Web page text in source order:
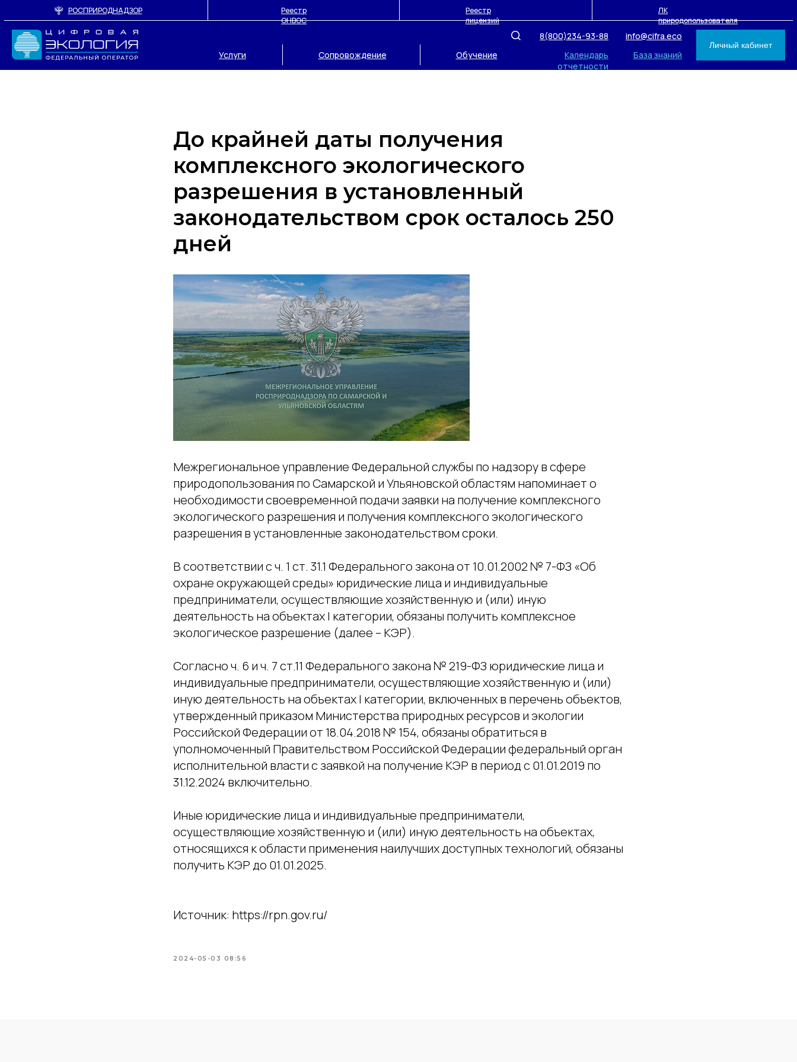
РОСПРИРОДНАДЗОР
Реестр
ОНВОС
Реестр
лицензий
ЛК
природопользователя
info@cifra.eco
Услуги
Сопровождение Обучение База знаний
Личный кабинет
Календарь
отчетности
8(800)234-93-88
До крайней даты получения
комплексного экологического
разрешения в установленный
законодательством срок осталось 250
дней
Межрегиональное управление Федеральной службы по надзору в сфере
природопользования по Самарской и Ульяновской областям напоминает о
необходимости своевременной подачи заявки на получение комплексного
экологического разрешения и получения комплексного экологического
разрешения в установленные законодательством сроки.
В соответствии с ч. 1 ст. 31.1 Федерального закона от 10.01.2002 № 7-ФЗ «Об
охране окружающей среды» юридические лица и индивидуальные
предприниматели, осуществляющие хозяйственную и (или) иную
деятельность на объектах I категории, обязаны получить комплексное
экологическое разрешение (далее – КЭР).
Согласно ч. 6 и ч. 7 ст.11 Федерального закона № 219-ФЗ юридические лица и
индивидуальные предприниматели, осуществляющие хозяйственную и (или)
иную деятельность на объектах I категории, включенных в перечень объектов,
утвержденный приказом Министерства природных ресурсов и экологии
Российской Федерации от 18.04.2018 № 154, обязаны обратиться в
уполномоченный Правительством Российской Федерации федеральный орган
исполнительной власти с заявкой на получение КЭР в период с 01.01.2019 по
31.12.2024 включительно.
Иные юридические лица и индивидуальные предприниматели,
осуществляющие хозяйственную и (или) иную деятельность на объектах,
относящихся к области применения наилучших доступных технологий, обязаны
получить КЭР до 01.01.2025.
Источник: https://rpn.gov.ru/
2024-05-03 08:56